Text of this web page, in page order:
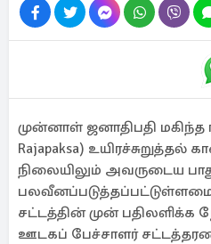
முன்னாள் ஜனாதிபதி மகிந்த
Rajapaksa) உயிரச்சுறுத்தல்
நிலையிலும் அவருடைய
சட்டத்தின் முன் பதிலளிக்க
ஊடகப் பேச்சாளர்